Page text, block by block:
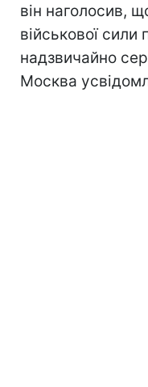
він наголосив,
військової
надзвичайно
Москва